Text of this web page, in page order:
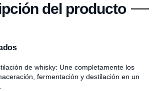
del producto
de whisky: Une completamente los
fermentación y destilación en un